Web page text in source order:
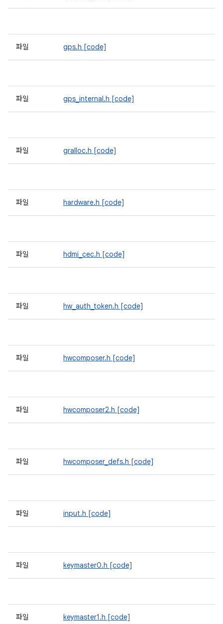
파일 gps.h [code]
파일 gps_internal.h [code]
파일 gralloc.h [code]
파일 hardware.h [code]
파일 hdmi_cec.h [code]
파일 hw_auth_token.h [code]
파일 hwcomposer.h [code]
파일 hwcomposer2.h [code]
파일 hwcomposer_defs.h [code]
파일 input.h [code]
파일 keymaster0.h [code]
파일 keymaster1.h [code]